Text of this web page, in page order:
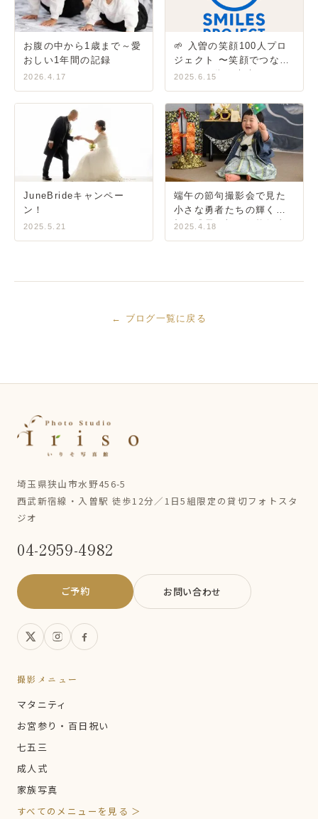
お腹の中から1歳まで～愛
おしい1年間の記録
2026.4.17
🌱 入曽の笑顔100人プロ
ジェクト 〜笑顔でつな
ぐ、この街の未来〜
2025.6.15
JuneBrideキャンペー
ン！
2025.5.21
端午の節句撮影会で見た
小さな勇者たちの輝く笑
顔〜成長を祝う伝統行事
の思い出づくり〜
2025.4.18
← ブログ一覧に戻る
埼玉県狭山市水野456-5
西武新宿線・入曽駅 徒歩12分／1日5組限定の貸切フォトスタ
ジオ
04-2959-4982
ご予約 お問い合わせ
撮影メニュー
マタニティ
お宮参り・百日祝い
七五三
成人式
家族写真
すべてのメニューを見る ＞